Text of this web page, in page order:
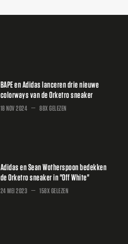
BAPE en Adidas lanceren drie nieuwe
colorways van de Orketro sneaker
18 NOV 2024 88X GELEZEN
Adidas en Sean Wotherspoon bedekken
de Orketro sneaker in "Off White"
24 MEI 2023 158X GELEZEN